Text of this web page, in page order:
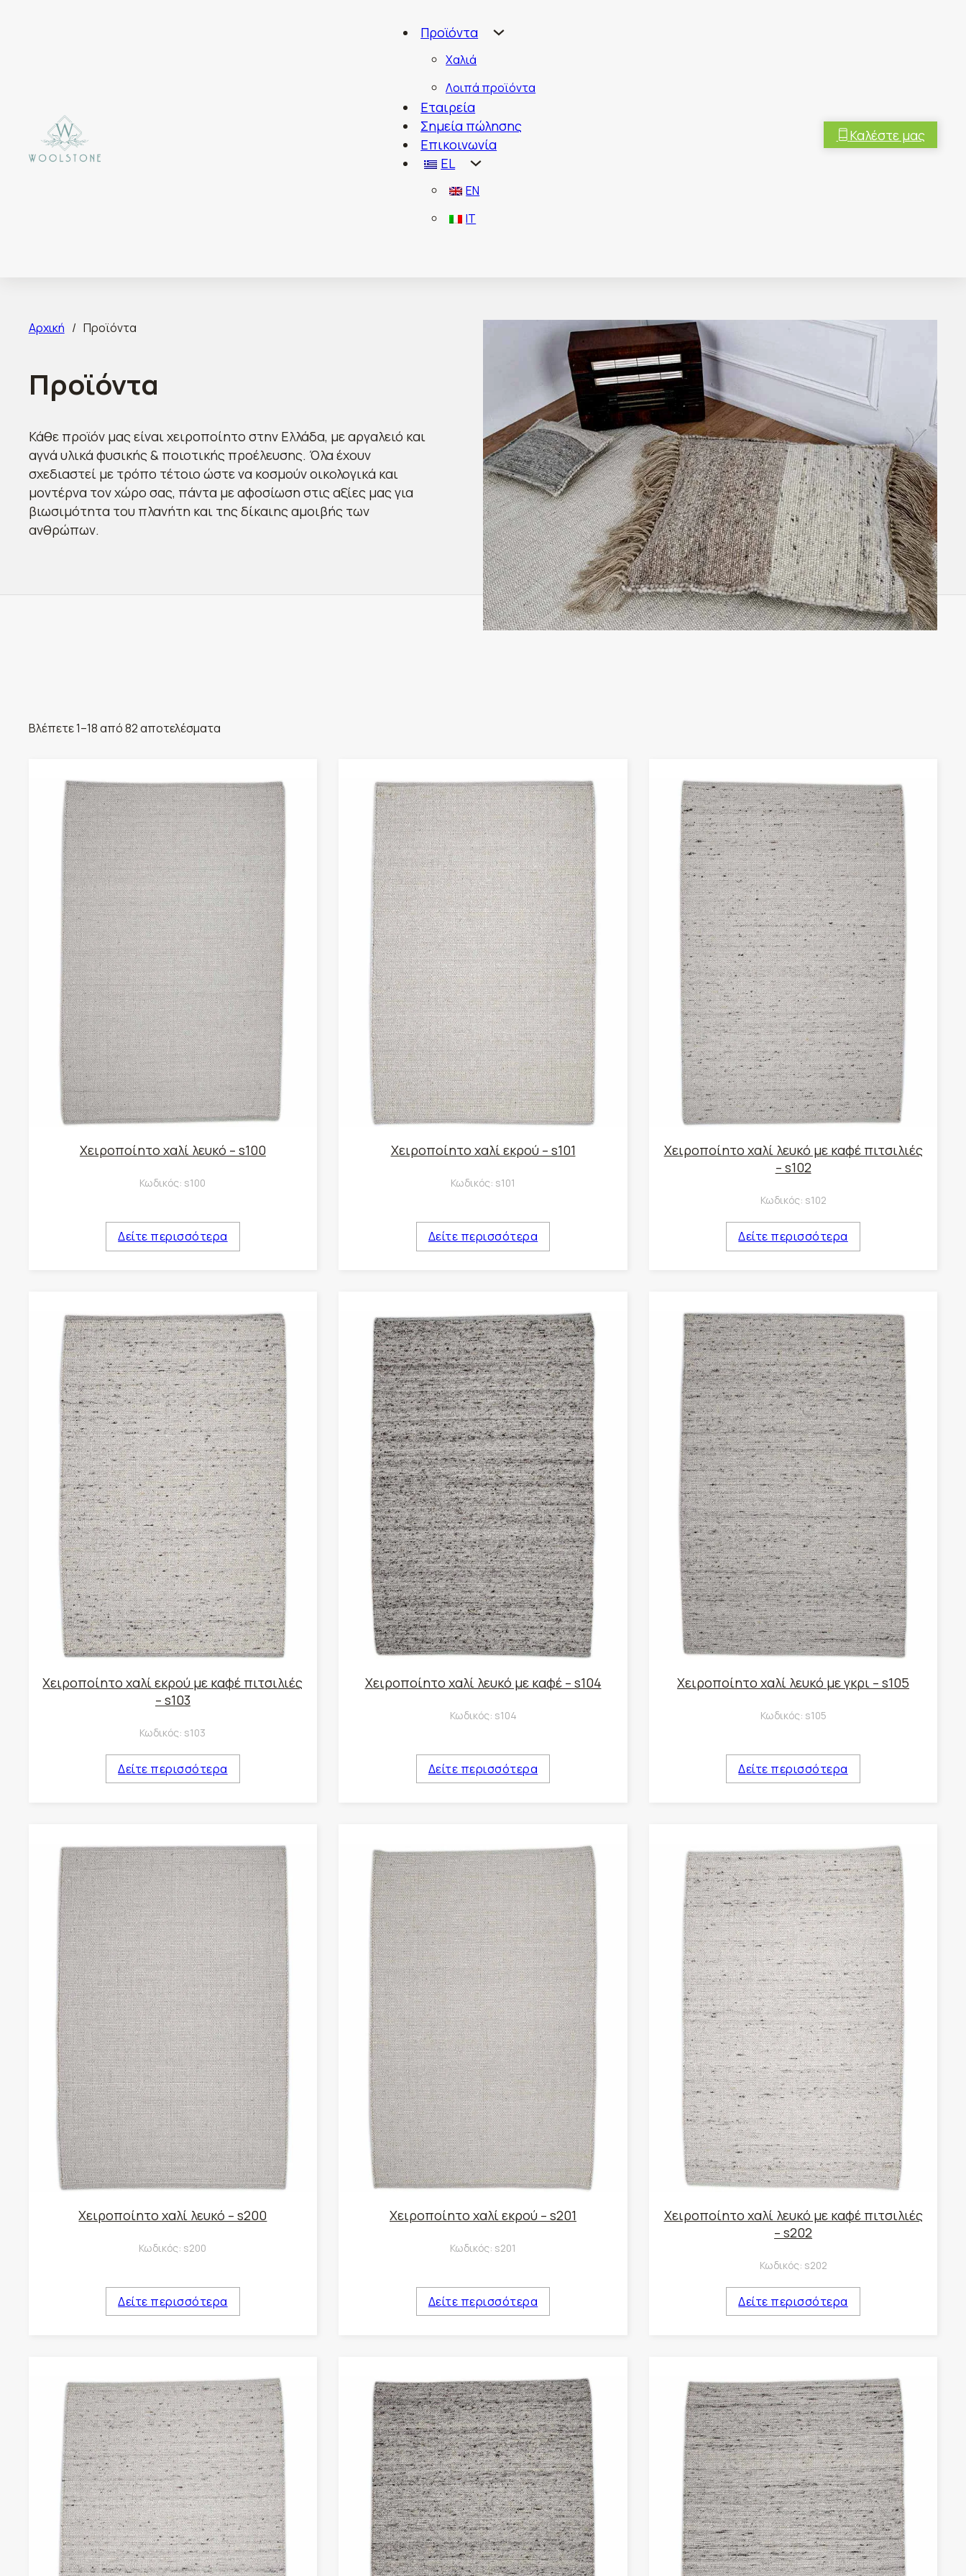
Προϊόντα
Χαλιά
Λοιπά προϊόντα
Εταιρεία
Σημεία πώλησης
Επικοινωνία
EL
EN
IT
Καλέστε μας
Αρχική / Προϊόντα
Προϊόντα
Κάθε προϊόν μας είναι χειροποίητο στην Ελλάδα, με αργαλειό και
αγνά υλικά φυσικής & ποιοτικής προέλευσης. Όλα έχουν
σχεδιαστεί με τρόπο τέτοιο ώστε να κοσμούν οικολογικά και
μοντέρνα τον χώρο σας, πάντα με αφοσίωση στις αξίες μας για
βιωσιμότητα του πλανήτη και της δίκαιης αμοιβής των
ανθρώπων.
Βλέπετε 1–18 από 82 αποτελέσματα
Χειροποίητο χαλί λευκό – s100
Κωδικός: s100
Δείτε περισσότερα
Χειροποίητο χαλί εκρού – s101
Κωδικός: s101
Δείτε περισσότερα
Χειροποίητο χαλί λευκό με καφέ πιτσιλιές
– s102
Κωδικός: s102
Δείτε περισσότερα
Χειροποίητο χαλί εκρού με καφέ πιτσιλιές
– s103
Κωδικός: s103
Δείτε περισσότερα
Χειροποίητο χαλί λευκό με καφέ – s104
Κωδικός: s104
Δείτε περισσότερα
Χειροποίητο χαλί λευκό με γκρι – s105
Κωδικός: s105
Δείτε περισσότερα
Χειροποίητο χαλί λευκό – s200
Κωδικός: s200
Δείτε περισσότερα
Χειροποίητο χαλί εκρού – s201
Κωδικός: s201
Δείτε περισσότερα
Χειροποίητο χαλί λευκό με καφέ πιτσιλιές
– s202
Κωδικός: s202
Δείτε περισσότερα